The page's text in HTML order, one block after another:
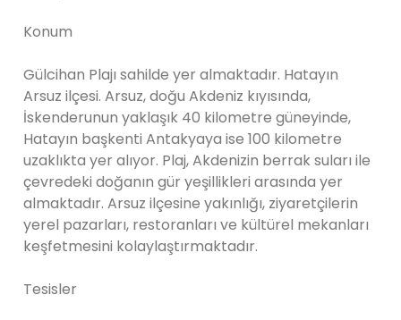
Konum
Gülcihan Plajı sahilde yer almaktadır. Hatayın
Arsuz ilçesi. Arsuz, doğu Akdeniz kıyısında,
İskenderunun yaklaşık 40 kilometre güneyinde,
Hatayın başkenti Antakyaya ise 100 kilometre
uzaklıkta yer alıyor. Plaj, Akdenizin berrak suları ile
çevredeki doğanın gür yeşillikleri arasında yer
almaktadır. Arsuz ilçesine yakınlığı, ziyaretçilerin
yerel pazarları, restoranları ve kültürel mekanları
keşfetmesini kolaylaştırmaktadır.
Tesisler